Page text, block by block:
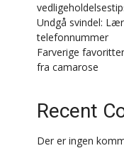
Undgå svindel:
telefonnummer
Farverige
fra camarose
Recent
Der er ingen